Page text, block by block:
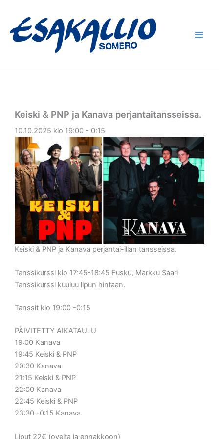
sisältöön
Keiski & PNP ja Kanava perjantaitansseissa.
10.10.2025 klo 19:00 - 0:15
Keiski & PNP ja Kanava perjantai-illan tansseissa.
Tanssikurssi klo 17:45-18:45 Fusku, Markku Saari
Tanssikurssi kuuluu lipun hintaan.
Tanssit klo 19:00 -0:15
PÄIVITETTY AIKATAULU
19:00 Kanava
19:45 Keiski & PNP
20:30 Kanava
21:15 Keiski & PNP
22:00 Kanava
22:45 Keiski & PNP
23:30 -0:15 Kanava
Liput 22€ (ovelta ja ennakkoon)